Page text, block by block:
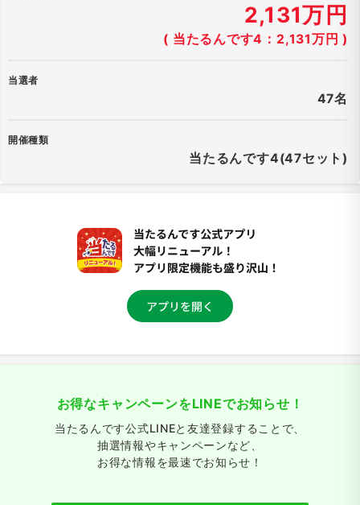
2,131万円
( 当たるんです4：2,131万円 )
当選者
47名
開催種類
当たるんです4(47セット)
お得なキャンペーンをLINEでお知らせ！
当たるんです公式LINEと友達登録することで、
抽選情報やキャンペーンなど、
お得な情報を最速でお知らせ！